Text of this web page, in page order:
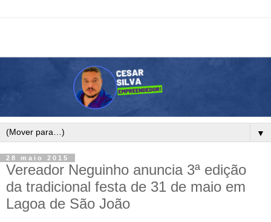
▼
28 maio 2015
Vereador Neguinho anuncia 3ª edição
da tradicional festa de 31 de maio em
Lagoa de São João